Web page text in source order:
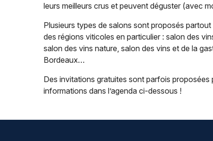
leurs meilleurs crus et peuvent déguster (avec
Plusieurs types de salons sont proposés
des régions viticoles en particulier : salon des
salon des vins nature, salon des vins et de la
Bordeaux…
Des invitations gratuites sont parfois proposées
informations dans l’agenda ci-dessous !